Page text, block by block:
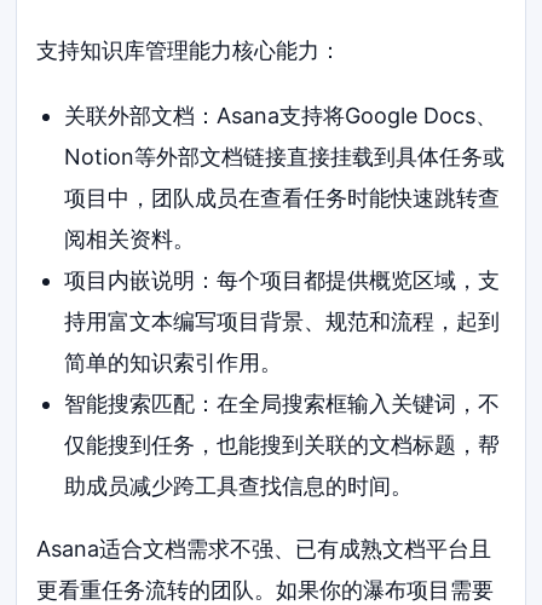
支持知识库管理能力核心能力：
关联外部文档：Asana支持将Google Docs、
Notion等外部文档链接直接挂载到具体任务或
项目中，团队成员在查看任务时能快速跳转查
阅相关资料。
项目内嵌说明：每个项目都提供概览区域，支
持用富文本编写项目背景、规范和流程，起到
简单的知识索引作用。
智能搜索匹配：在全局搜索框输入关键词，不
仅能搜到任务，也能搜到关联的文档标题，帮
助成员减少跨工具查找信息的时间。
Asana适合文档需求不强、已有成熟文档平台且
更看重任务流转的团队。如果你的瀑布项目需要